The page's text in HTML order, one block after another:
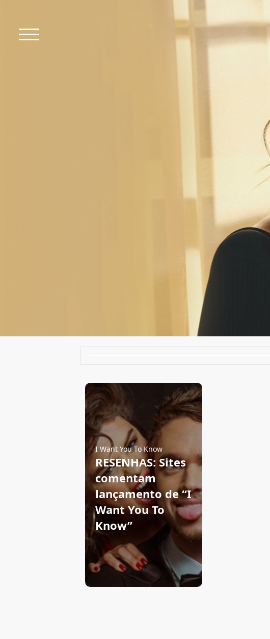
I Want You To Know
RESENHAS: Sites
comentam
lançamento de “I
Want You To
Know”